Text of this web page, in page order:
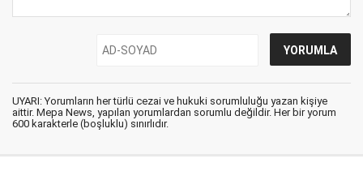
UYARI: Yorumların her türlü cezai ve hukuki sorumluluğu yazan kişiye
aittir. Mepa News, yapılan yorumlardan sorumlu değildir. Her bir yorum
600 karakterle (boşluklu) sınırlıdır.